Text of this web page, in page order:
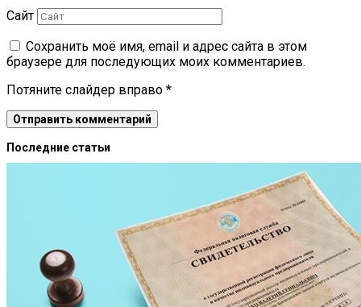
Сайт
Сохранить моё имя, email и адрес сайта в этом
браузере для последующих моих комментариев.
Потяните слайдер вправо *
Последние статьи